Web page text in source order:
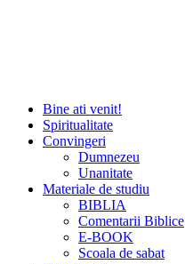
Bine ati venit!
Spiritualitate
Convingeri
Dumnezeu
Unanitate
Materiale de studiu
BIBLIA
Comentarii Biblice
E-BOOK
Scoala de sabat